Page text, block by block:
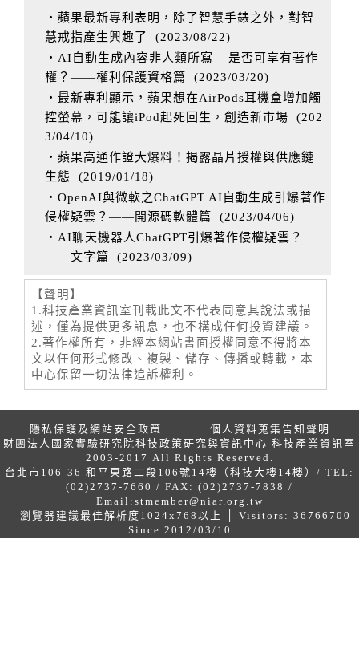
‧蘋果最新專利表明，除了智慧手錶之外，對智
慧戒指產生興趣了
(2023/08/22)
‧AI自動生成內容非人類所寫 – 是否可享有著作
權？——權利保護資格篇
(2023/03/20)
‧最新專利顯示，蘋果想在AirPods耳機盒增加觸
控螢幕，可能讓iPod起死回生，創造新市場 (202
3/04/10)
‧蘋果高通作證大爆料！揭露晶片授權與供應鏈
生態
(2019/01/18)
‧OpenAI與微軟之ChatGPT AI自動生成引爆著作
侵權疑雲？——開源碼軟體篇
(2023/04/06)
‧AI聊天機器人ChatGPT引爆著作侵權疑雲？
——文字篇
(2023/03/09)
【聲明】
1.科技產業資訊室刊載此文不代表同意其說法或描
述，僅為提供更多訊息，也不構成任何投資建議。
2.著作權所有，非經本網站書面授權同意不得將本
文以任何形式修改、複製、儲存、傳播或轉載，本
中心保留一切法律追訴權利。
隱私保護及網站安全政策
個人資料蒐集告知聲明
財團法人國家實驗研究院科技政策研究與資訊中心 科技產業資訊室
2003-2017 All Rights Reserved.
台北市106-36 和平東路二段106號14樓（科技大樓14樓）/ TEL:
(02)2737-7660 / FAX: (02)2737-7838 /
Email: stmember@niar.org.tw
瀏覽器建議最佳解析度1024x768以上 │ Visitors: 36766700
Since 2012/03/10